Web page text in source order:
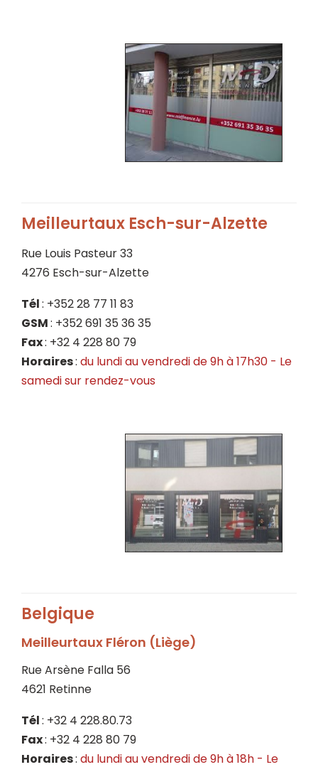
Meilleurtaux Esch-sur-Alzette
Rue Louis Pasteur 33
4276 Esch-sur-Alzette
Tél: +352 28 77 11 83
GSM: +352 691 35 36 35
Fax: +32 4 228 80 79
Horaires: du lundi au vendredi de 9h à 17h30 - Le
samedisur rendez-vous
Belgique
Meilleurtaux Fléron (Liège)
Rue Arsène Falla 56
4621 Retinne
Tél: +32 4 228.80.73
Fax: +32 4 228 80 79
Horaires: du lundi au vendredi de 9h à 18h - Le